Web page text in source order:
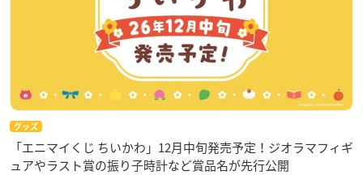
グッズ
「エニマイくじ ちいかわ」12月中旬発売予定！ジオラマフィギ
ュアやラスト賞の振り子時計など賞品名が先行公開